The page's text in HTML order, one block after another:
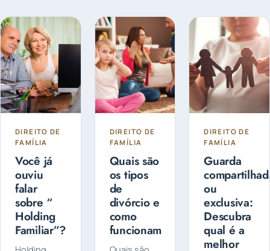
DIREITO DE
FAMÍLIA
Você já
ouviu
falar
sobre “
Holding
Familiar”?
DIREITO DE
FAMÍLIA
Quais são
os tipos
de
divórcio e
como
funcionam
DIREITO DE
FAMÍLIA
Guarda
ou
exclusiva:
Descubra
qual é a
melhor